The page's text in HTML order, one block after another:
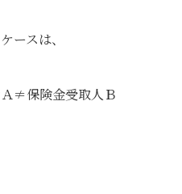
ースは、
≠保険金受取人Ｂ